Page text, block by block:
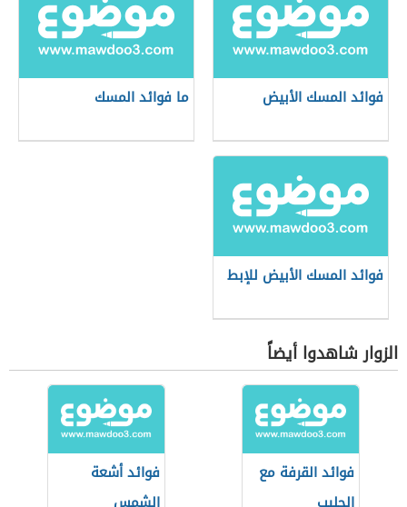
فوائد المسك الأبيض ما فوائد المسك
فوائد المسك الأبيض للإبط
الزوار شاهدوا أيضاً
فوائد القرفة مع
فوائد أشعة